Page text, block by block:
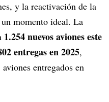
y la reactivación de la
momento ideal. La
1.254 nuevos aviones este
entregas en 2025,
entregados en